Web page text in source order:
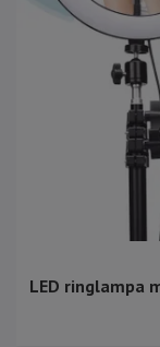
LED ringlampa